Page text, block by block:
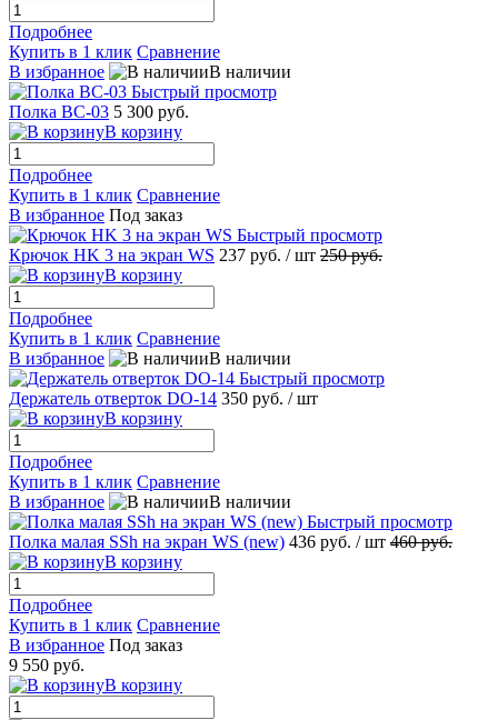
Подробнее
Купить в 1 клик Сравнение
В избранное
В наличии
Быстрый просмотр
Полка ВС-03 5 300 руб.
В корзину
Подробнее
Купить в 1 клик Сравнение
В избранное Под заказ
Быстрый просмотр
Крючок HK 3 на экран WS 237 руб. / шт 250 руб.
В корзину
Подробнее
Купить в 1 клик Сравнение
В избранное
В наличии
Быстрый просмотр
Держатель отверток DO-14 350 руб. / шт
В корзину
Подробнее
Купить в 1 клик Сравнение
В избранное
В наличии
Быстрый просмотр
Полка малая SSh на экран WS (new) 436 руб. / шт 460 руб.
В корзину
Подробнее
Купить в 1 клик Сравнение
В избранное Под заказ
9 550 руб.
В корзину